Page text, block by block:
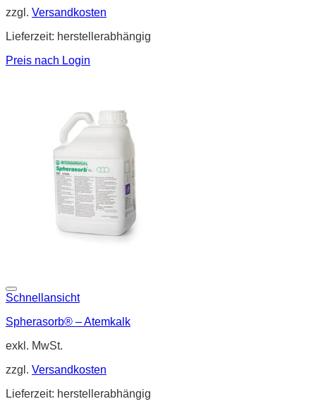
zzgl. Versandkosten
Lieferzeit: herstellerabhängig
Preis nach Login
Schnellansicht
Spherasorb® – Atemkalk
exkl. MwSt.
zzgl. Versandkosten
Lieferzeit: herstellerabhängig